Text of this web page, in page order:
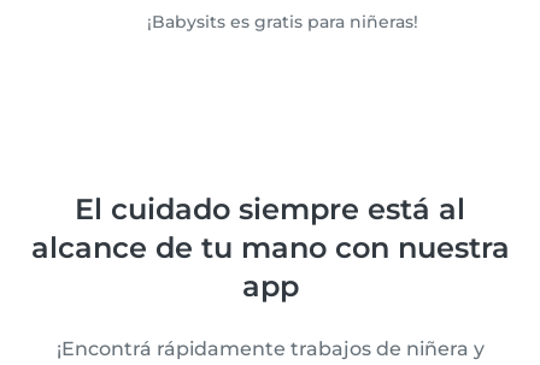
¡Babysits es gratis para niñeras!
El cuidado siempre está al
alcance de tu mano con nuestra
app
¡Encontrá rápidamente trabajos de niñera y